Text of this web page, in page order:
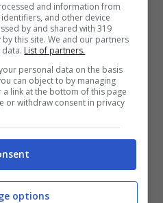
le pratiche
un sistema
sulle regole. “
Uniti:– ha concluso
caos
opportunità
sia la scelta, l’Ue
and information from
and other device
by and shared with 319
this site. We and our partners
List of partners.
personal data on the basis
can object to by managing
link at the bottom of this page
or withdraw consent in privacy
options